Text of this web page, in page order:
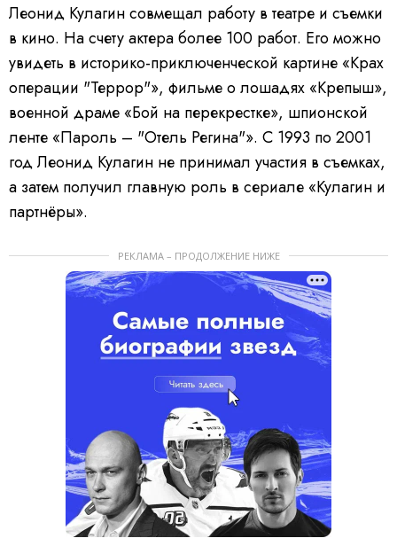
Леонид Кулагин совмещал работу в театре и съемки
в кино. На счету актера более 100 работ. Его можно
увидеть в историко-приключенческой картине «Крах
операции "Террор"», фильме о лошадях «Крепыш»,
военной драме «Бой на перекрестке», шпионской
ленте «Пароль – "Отель Регина"». С 1993 по 2001
год Леонид Кулагин не принимал участия в съемках,
а затем получил главную роль в сериале «Кулагин и
партнёры».
РЕКЛАМА – ПРОДОЛЖЕНИЕ НИЖЕ